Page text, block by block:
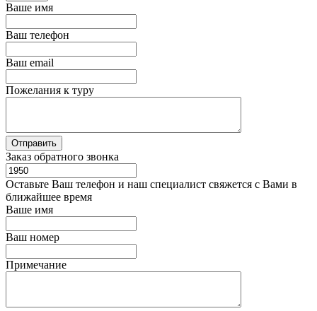
Ваше имя
Ваш телефон
Ваш email
Пожелания к туру
Заказ обратного звонка
Оставьте Ваш телефон и наш специалист свяжется с Вами в
ближайшее время
Ваше имя
Ваш номер
Примечание